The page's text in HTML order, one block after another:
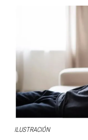
ILUSTRACIÓN